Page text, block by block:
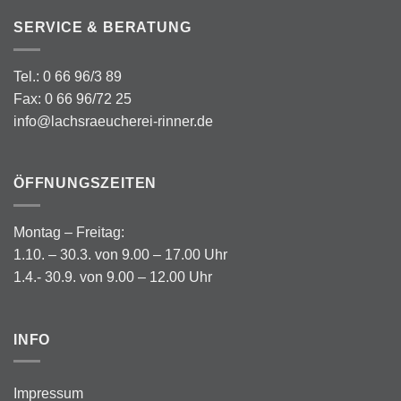
SERVICE & BERATUNG
Tel.: 0 66 96/3 89
Fax: 0 66 96/72 25
info@lachsraeucherei-rinner.de
ÖFFNUNGSZEITEN
Montag – Freitag:
1.10. – 30.3. von 9.00 – 17.00 Uhr
1.4.- 30.9. von 9.00 – 12.00 Uhr
INFO
Impressum